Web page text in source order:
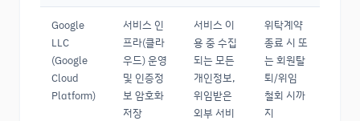
Google
LLC
(Google
Cloud
Platform)
서비스 인
프라(클라
우드) 운영
및 인증정
보 암호화
저장
서비스 이
용 중 수집
되는 모든
개인정보,
위임받은
외부 서비
위탁계약
종료 시 또
는 회원탈
퇴/위임
철회 시까
지